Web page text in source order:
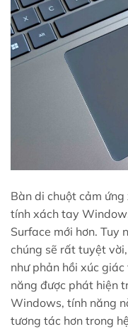
Bàn di chuột cảm
tính xách tay
Surface mới hơn. Tuy
chúng sẽ rất tuyệt
như phản hồi xúc
năng được phát hiện
Windows, tính năng
tương tác hơn trong